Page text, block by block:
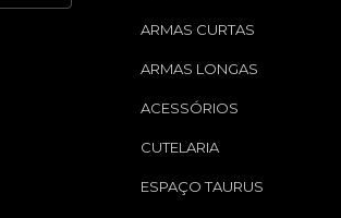
ARMAS CURTAS
ARMAS LONGAS
ACESSÓRIOS
CUTELARIA
ESPAÇO TAURUS